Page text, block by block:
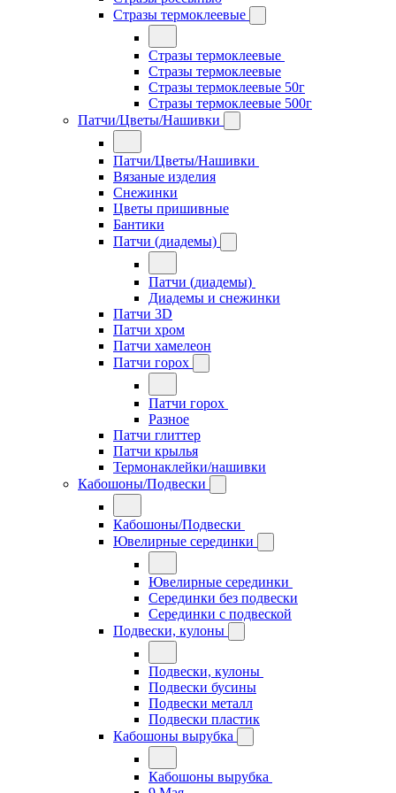
Стразы термоклеевые
Стразы термоклеевые
Стразы термоклеевые
Стразы термоклеевые 50г
Стразы термоклеевые 500г
Патчи/Цветы/Нашивки
Патчи/Цветы/Нашивки
Вязаные изделия
Снежинки
Цветы пришивные
Бантики
Патчи (диадемы)
Патчи (диадемы)
Диадемы и снежинки
Патчи 3D
Патчи хром
Патчи хамелеон
Патчи горох
Патчи горох
Разное
Патчи глиттер
Патчи крылья
Термонаклейки/нашивки
Кабошоны/Подвески
Кабошоны/Подвески
Ювелирные серединки
Ювелирные серединки
Серединки без подвески
Серединки с подвеской
Подвески, кулоны
Подвески, кулоны
Подвески бусины
Подвески металл
Подвески пластик
Кабошоны вырубка
Кабошоны вырубка